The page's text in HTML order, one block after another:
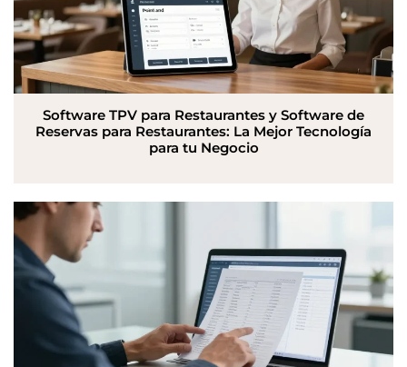
Software TPV para Restaurantes y Software de
Reservas para Restaurantes: La Mejor Tecnología
para tu Negocio